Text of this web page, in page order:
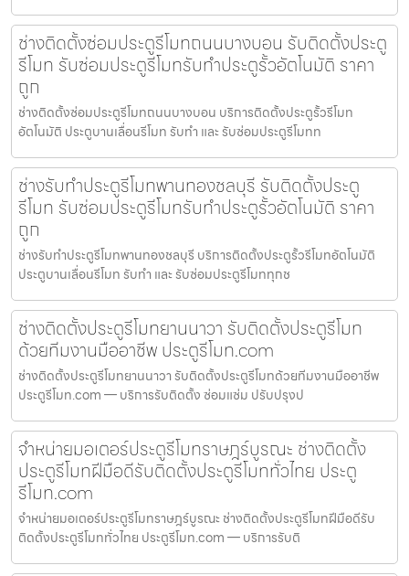
ช่างติดตั้งซ่อมประตูรีโมทถนนบางบอน รับติดตั้งประตู
รีโมท รับซ่อมประตูรีโมทรับทำประตูรั้วอัตโนมัติ ราคา
ถูก
ช่างติดตั้งซ่อมประตูรีโมทถนนบางบอน บริการติดตั้งประตูรั้วรีโมท
อัตโนมัติ ประตูบานเลื่อนรีโมท รับทำ และ รับซ่อมประตูรีโมทท
ช่างรับทำประตูรีโมทพานทองชลบุรี รับติดตั้งประตู
รีโมท รับซ่อมประตูรีโมทรับทำประตูรั้วอัตโนมัติ ราคา
ถูก
ช่างรับทำประตูรีโมทพานทองชลบุรี บริการติดตั้งประตูรั้วรีโมทอัตโนมัติ
ประตูบานเลื่อนรีโมท รับทำ และ รับซ่อมประตูรีโมททุกช
ช่างติดตั้งประตูรีโมทยานนาวา รับติดตั้งประตูรีโมท
ด้วยทีมงานมืออาชีพ ประตูรีโมท.com
ช่างติดตั้งประตูรีโมทยานนาวา รับติดตั้งประตูรีโมทด้วยทีมงานมืออาชีพ
ประตูรีโมท.com — บริการรับติดตั้ง ซ่อมแซ่ม ปรับปรุงป
จำหน่ายมอเตอร์ประตูรีโมทราษฎร์บูรณะ ช่างติดตั้ง
ประตูรีโมทฝีมือดีรับติดตั้งประตูรีโมททั่วไทย ประตู
รีโมท.com
จำหน่ายมอเตอร์ประตูรีโมทราษฎร์บูรณะ ช่างติดตั้งประตูรีโมทฝีมือดีรับ
ติดตั้งประตูรีโมททั่วไทย ประตูรีโมท.com — บริการรับติ